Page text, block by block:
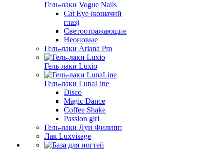
Гель-лаки Vogue Nails
Cat Eye (кошачий
глаз)
Светоотражающие
Неоновые
Гель-лаки Ariana Pro
Гель-лаки Luxio
Гель-лаки LunaLine
Disco
Magic Dance
Coffee Shake
Passion girl
Гель-лаки Луи Филипп
Лак Luxvisage